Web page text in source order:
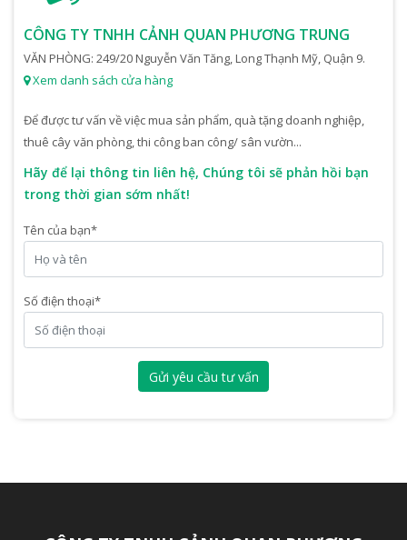
CÔNG TY TNHH CẢNH QUAN PHƯƠNG TRUNG
VĂN PHÒNG: 249/20 Nguyễn Văn Tăng, Long Thạnh Mỹ, Quận 9.
Xem danh sách cửa hàng
Để được tư vấn về việc mua sản phẩm, quà tặng doanh nghiệp,
thuê cây văn phòng, thi công ban công/ sân vườn...
Hãy để lại thông tin liên hệ, Chúng tôi sẽ phản hồi bạn
trong thời gian sớm nhất!
Tên của bạn*
Số điện thoại*
Gửi yêu cầu tư vấn